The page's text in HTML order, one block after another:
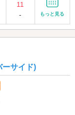
11
-
もっと見る
サイド)
のうち3